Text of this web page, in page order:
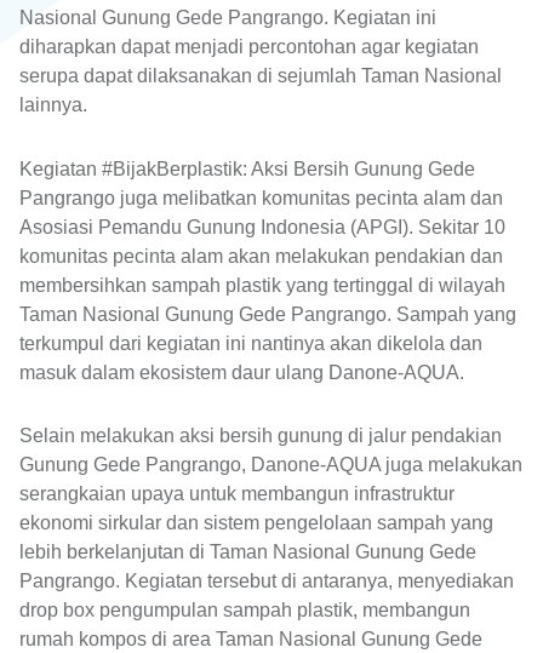
Nasional Gunung Gede Pangrango. Kegiatan ini
diharapkan dapat menjadi percontohan agar kegiatan
serupa dapat dilaksanakan di sejumlah Taman Nasional
lainnya.
Kegiatan #BijakBerplastik: Aksi Bersih Gunung Gede
Pangrango juga melibatkan komunitas pecinta alam dan
Asosiasi Pemandu Gunung Indonesia (APGI). Sekitar 10
komunitas pecinta alam akan melakukan pendakian dan
membersihkan sampah plastik yang tertinggal di wilayah
Taman Nasional Gunung Gede Pangrango. Sampah yang
terkumpul dari kegiatan ini nantinya akan dikelola dan
masuk dalam ekosistem daur ulang Danone-AQUA.
Selain melakukan aksi bersih gunung di jalur pendakian
Gunung Gede Pangrango, Danone-AQUA juga melakukan
serangkaian upaya untuk membangun infrastruktur
ekonomi sirkular dan sistem pengelolaan sampah yang
lebih berkelanjutan di Taman Nasional Gunung Gede
Pangrango. Kegiatan tersebut di antaranya, menyediakan
drop box pengumpulan sampah plastik, membangun
rumah kompos di area Taman Nasional Gunung Gede